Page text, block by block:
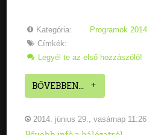
Kategória:
Programok 2014
Címkék:
Legyél te az első hozzászóló!
BŐVEBBEN...
2014. június 29., vasárnap 11:26